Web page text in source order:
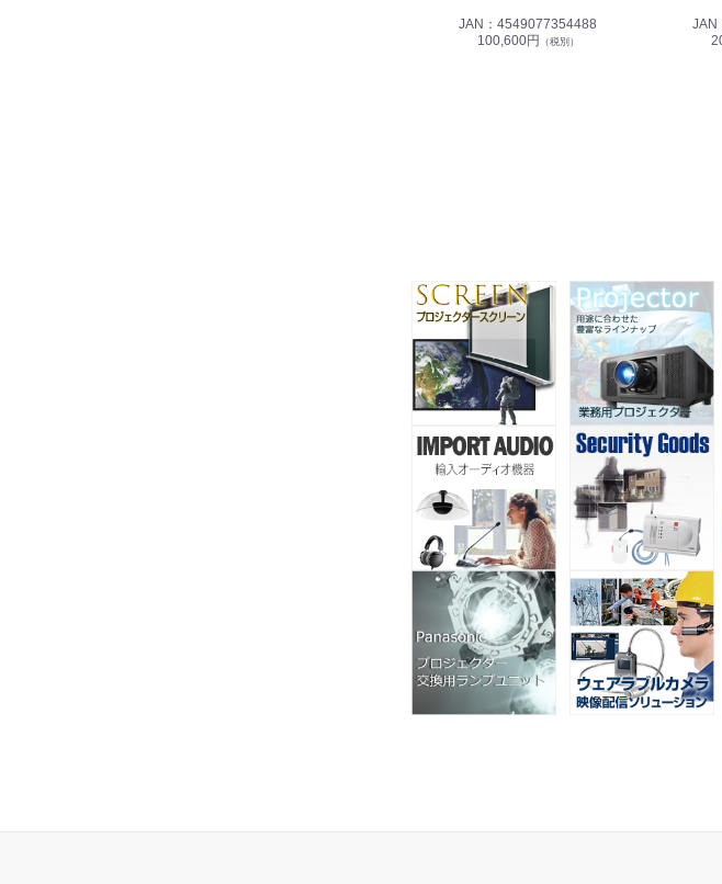
JAN：4549077354488
100,600円
（税別）
JAN